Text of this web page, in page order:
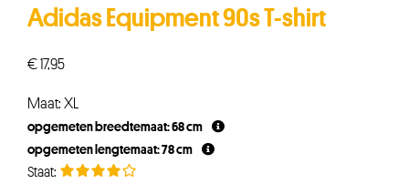
Adidas Equipment 90s T-shirt
€17,95
Maat: XL
opgemeten breedtemaat: 68 cm
opgemeten lengtemaat: 78 cm